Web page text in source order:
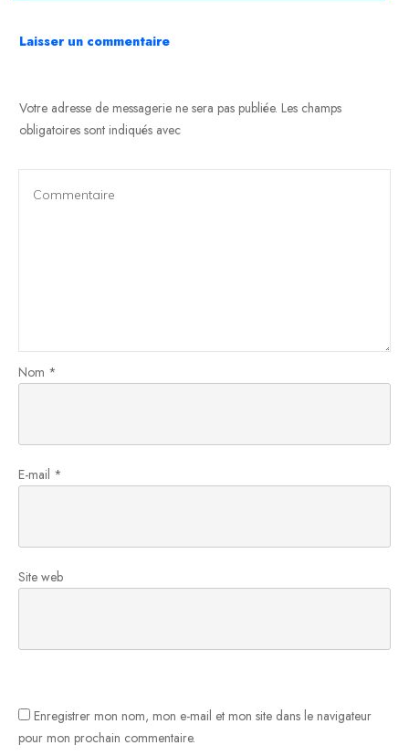
Laisser un commentaire
Votre adresse de messagerie ne sera pas publiée. Les champs
obligatoires sont indiqués avec
Nom *
E-mail *
Site web
Enregistrer mon nom, mon e-mail et mon site dans le navigateur
pour mon prochain commentaire.